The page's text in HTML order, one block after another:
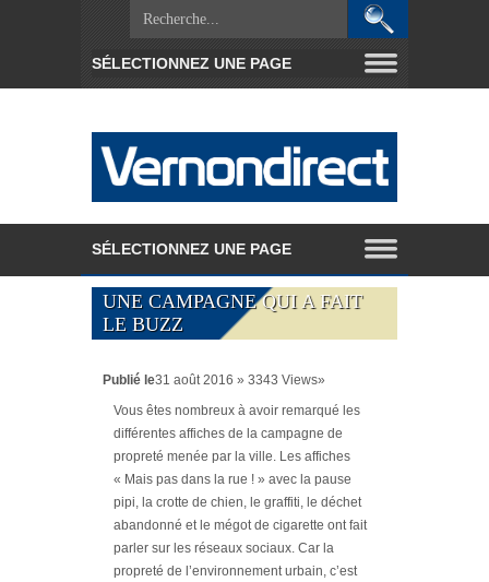
UNE CAMPAGNE QUI A FAIT
LE BUZZ
Publié le31 août 2016 » 3343 Views»
Vous êtes nombreux à avoir remarqué les
différentes affiches de la campagne de
propreté menée par la ville. Les affiches
« Mais pas dans la rue ! » avec la pause
pipi, la crotte de chien, le graffiti, le déchet
abandonné et le mégot de cigarette ont fait
parler sur les réseaux sociaux. Car la
propreté de l’environnement urbain, c’est